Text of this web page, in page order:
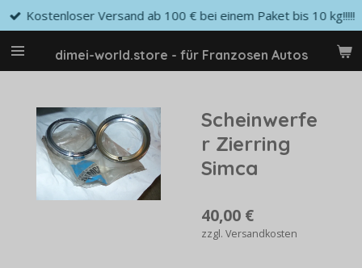
Zum
Hauptinhalt
springendimei-world.store - für Franzosen Autos
Kostenloser Versand ab 100 € bei einem Paket bis 10 kg!!!!!
Scheinwerfe
r Zierring
Simca
40,00 €
zzgl. Versandkosten